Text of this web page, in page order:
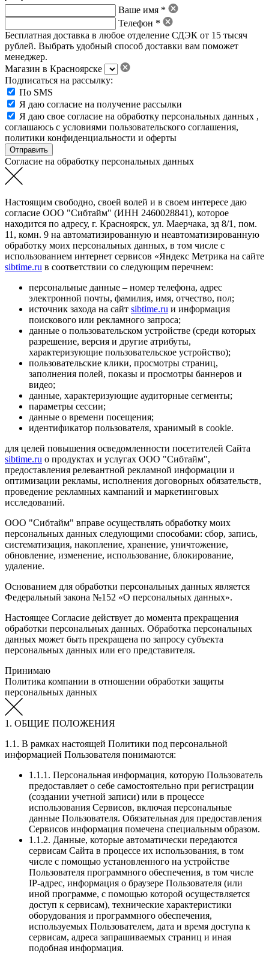
Ваше имя *
Телефон *
Бесплатная доставка в любое отделение СДЭК от 15 тысяч
рублей. Выбрать удобный способ доставки вам поможет
менеджер.
Магазин в Красноярске
Подписаться на рассылку:
По SMS
Я даю согласие на получение рассылки
Я даю свое согласие на обработку персональных данных ,
соглашаюсь с условиями пользовательского соглашения,
политики конфиденциальности и оферты
Согласие на обработку персональных данных
Настоящим свободно, своей волей и в своем интересе даю
согласие ООО "Сибтайм" (ИНН 2460028841), которое
находится по адресу, г. Красноярск, ул. Маерчака, зд 8/1, пом.
11, комн. 9 на автоматизированную и неавтоматизированную
обработку моих персональных данных, в том числе с
использованием интернет сервисов «Яндекс Метрика на сайте
sibtime.ru в соответствии со следующим перечнем:
персональные данные – номер телефона, адрес
электронной почты, фамилия, имя, отчество, пол;
источник захода на сайт sibtime.ru и информация
поискового или рекламного запроса;
данные о пользовательском устройстве (среди которых
разрешение, версия и другие атрибуты,
характеризующие пользовательское устройство);
пользовательские клики, просмотры страниц,
заполнения полей, показы и просмотры баннеров и
видео;
данные, характеризующие аудиторные сегменты;
параметры сессии;
данные о времени посещения;
идентификатор пользователя, хранимый в cookie.
для целей повышения осведомленности посетителей Сайта
sibtime.ru о продуктах и услугах ООО "Сибтайм",
предоставления релевантной рекламной информации и
оптимизации рекламы, исполнения договорных обязательств,
проведение рекламных кампаний и маркетинговых
исследований.
ООО "Сибтайм" вправе осуществлять обработку моих
персональных данных следующими способами: сбор, запись,
систематизация, накопление, хранение, уничтожение,
обновление, изменение, использование, блокирование,
удаление.
Основанием для обработки персональных данных является
Федеральный закона №152 «О персональных данных».
Настоящее Согласие действует до момента прекращения
обработки персональных данных. Обработка персональных
данных может быть прекращена по запросу субъекта
персональных данных или его представителя.
Принимаю
Политика компании в отношении обработки защиты
персональных данных
1. ОБЩИЕ ПОЛОЖЕНИЯ
1.1. В рамках настоящей Политики под персональной
информацией Пользователя понимаются:
1.1.1. Персональная информация, которую Пользователь
предоставляет о себе самостоятельно при регистрации
(создании учетной записи) или в процессе
использования Сервисов, включая персональные
данные Пользователя. Обязательная для предоставления
Сервисов информация помечена специальным образом.
1.1.2. Данные, которые автоматически передаются
сервисам Сайта в процессе их использования, в том
числе с помощью установленного на устройстве
Пользователя программного обеспечения, в том числе
IP-адрес, информация о браузере Пользователя (или
иной программе, с помощью которой осуществляется
доступ к сервисам), технические характеристики
оборудования и программного обеспечения,
используемых Пользователем, дата и время доступа к
сервисам, адреса запрашиваемых страниц и иная
подобная информация.